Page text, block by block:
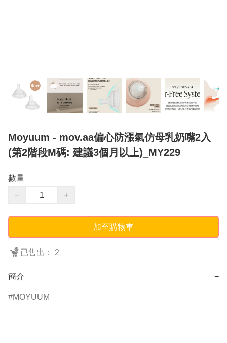
Moyuum - mov.aa偏心防漲氣仿母乳奶嘴2入
(第2階段M碼: 建議3個月以上)_MY229
數量
−
+
加至購物車
已售出： 2
簡介 −
MOYUUM